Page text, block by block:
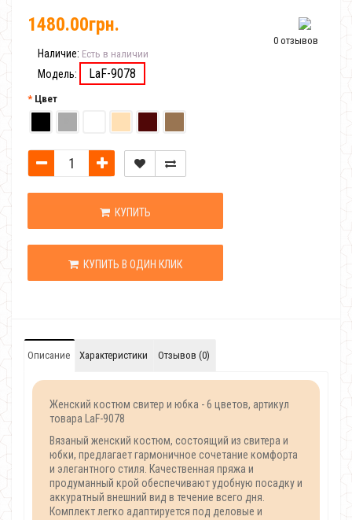
0 отзывов
1480.00грн.
Наличие: Есть в наличии
Модель: LaF-9078
Цвет
КУПИТЬ
КУПИТЬ В ОДИН КЛИК
Описание Характеристики Отзывов (0)
Женский костюм свитер и юбка - 6 цветов, артикул
товара LaF-9078
Вязаный женский костюм, состоящий из свитера и
юбки, предлагает гармоничное сочетание комфорта
и элегантного стиля. Качественная пряжа и
продуманный крой обеспечивают удобную посадку и
аккуратный внешний вид в течение всего дня.
Комплект легко адаптируется под деловые и